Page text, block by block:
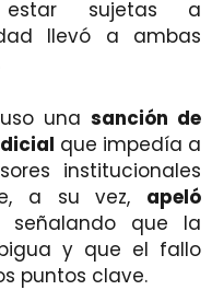
estar sujetas a
llevó a ambas
una sanción de
que impedía a
institucionales
a su vez, apeló
señalando que la
y que el fallo
puntos clave.